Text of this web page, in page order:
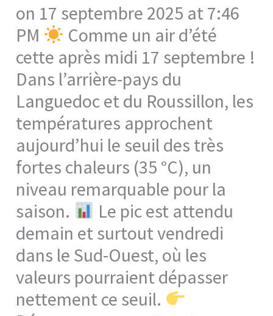
on 17 septembre 2025 at 7:46
PM
Comme un air d’été
cette après midi 17 septembre !
Dans l’arrière-pays du
Languedoc et du Roussillon, les
températures approchent
aujourd’hui le seuil des très
fortes chaleurs (35 °C), un
niveau remarquable pour la
saison.
Le pic est attendu
demain et surtout vendredi
dans le Sud-Ouest, où les
valeurs pourraient dépasser
nettement ce seuil.